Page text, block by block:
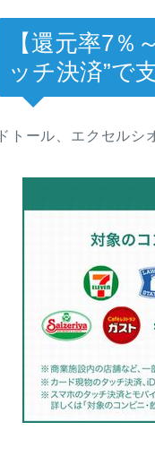
【還元率7
ッチ決済”で
ドトール、エクセルシ